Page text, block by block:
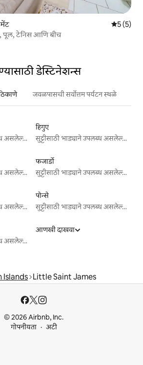
5 पैकी 5
5 (5)
पूल, टेनिस आणि बीच
डेस्टिनेशन्स
जवळपासची सर्वोत्तम पर्यटन स्थळे
सुट्टीसाठी भाड्याने उपलब्ध असलेल्या जागा
हिगुए
सुट्टीसाठी भाड्याने उपलब्ध असलेल्या जागा
सुट्टीसाठी भाड्याने उपलब्ध असलेल्या जागा
फजार्डो
सुट्टीसाठी भाड्याने उपलब्ध असलेल्या जागा
सुट्टीसाठी भाड्याने उपलब्ध असलेल्या जागा
पोन्से
सुट्टीसाठी भाड्याने उपलब्ध असलेल्या जागा
सुट्टीसाठी भाड्याने उपलब्ध असलेल्या जागा
आणखी दाखवा
Islands Little Saint James
© 2026 Airbnb, Inc.
गोपनीयता
अटी